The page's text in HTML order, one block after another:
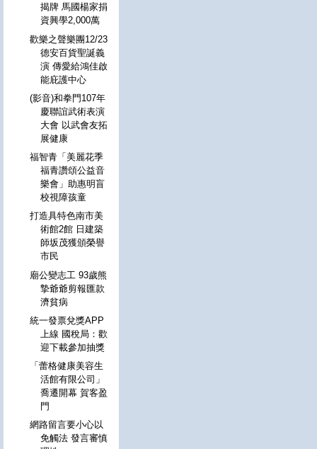
揭牌 馬國楊家捐
資興學2,000萬
歡樂之聲樂團12/23
德安百貨聖誕義
演 傳愛給鴻佳啟
能庇護中心
(影音)和拳門107年
慶聯誼武術表演
大會 以武會友拓
展健康
福智青「美麗花季
福青讚頌公益音
樂會」助惠明盲
校視障孩童
打造具特色南市美
術館2館 日建築
師坂茂獲頒榮譽
市民
廟公變志工 93歲熊
摯爺爺剪報匯款
濟貧病
統一發票兌獎APP
上線 國稅局：歡
迎下載參加抽獎
「蕾格健康美容生
活館有限公司」
喬遷開幕 賀客盈
門
網路留言要小心以
免觸法 發言審慎